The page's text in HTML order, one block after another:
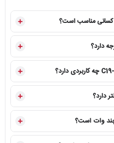
20 درجه قابل تنظیم از ریز تا درشت